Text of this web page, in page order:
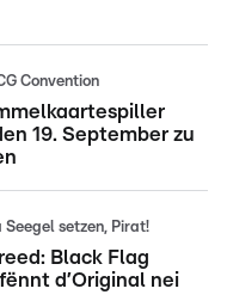
Convention
19. September zu
setzen, Pirat!
Black Flag
d’Original nei